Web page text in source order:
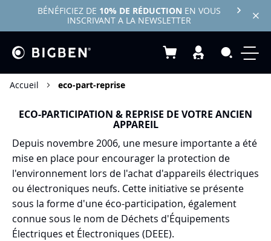
BÉNÉFICIEZ DE 10% DE RÉDUCTION EN VOUS
INSCRIVANT A LA NEWSLETTER
Mon panier
Accueil eco-part-reprise
ECO-PARTICIPATION & REPRISE DE VOTRE ANCIEN
APPAREIL
Depuis novembre 2006, une mesure importante a été
mise en place pour encourager la protection de
l'environnement lors de l'achat d'appareils électriques
ou électroniques neufs. Cette initiative se présente
sous la forme d'une éco-participation, également
connue sous le nom de Déchets d'Équipements
Électriques et Électroniques (DEEE).